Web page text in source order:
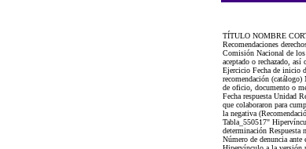
TÍTULO NOMBRE
Recomendaciones
Comisión Nacional de los
aceptado o rechazado,
Ejercicio Fecha de inicio
recomendación
de oficio, documento o
Fecha respuesta Unidad
que colaboraron para
la negativa
Tabla_550517"
determinación Respuesta
Número de denuncia